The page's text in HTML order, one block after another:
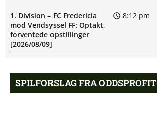
1. Division – FC Fredericia
mod Vendsyssel FF: Optakt,
forventede opstillinger
[2026/08/09]
8:12 pm
Martin Ove Roseth
skadesstatus hos Viking
6:43 pm
SPILFORSLAG FRA ODDSPROFIT